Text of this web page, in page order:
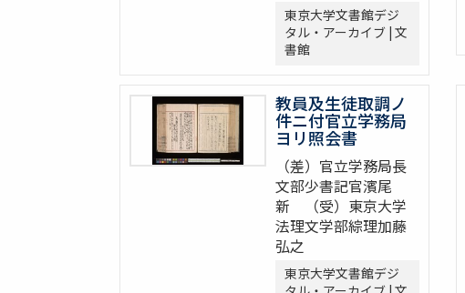
東京大学文書館デジ
タル・アーカイブ | 文
書館
教員及生徒取調ノ
件ニ付官立学務局
ヨリ照会書
（差）官立学務局長
文部少書記官濱尾
新 （受）東京大学
法理文学部綜理加藤
弘之
東京大学文書館デジ